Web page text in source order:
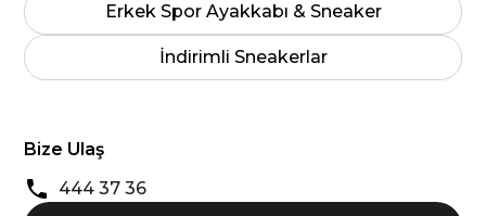
Erkek Spor Ayakkabı & Sneaker
İndirimli Sneakerlar
Bize Ulaş
444 37 36